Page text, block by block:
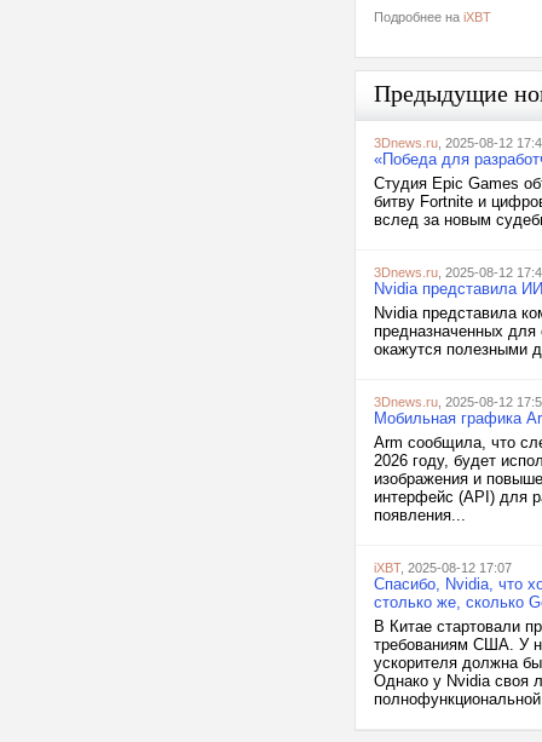
Подробнее на iXBT
Предыдущие
3Dnews.ru , 2025-08-12
«Победа для
Студия Epic Games
битву Fortnite и
вслед за новым
3Dnews.ru , 2025-08-12
Nvidia представила
Nvidia представила
предназначенных для
окажутся полезными
3Dnews.ru , 2025-08-12
Мобильная графика
Arm сообщила, что
2026 году, будет
изображения и
интерфейс (API) для
появления...
iXBT, 2025-08-12 17:07
Спасибо, Nvidia, что
столько же, сколько
В Китае стартовали
требованиям США. У
ускорителя должна
Однако у Nvidia своя